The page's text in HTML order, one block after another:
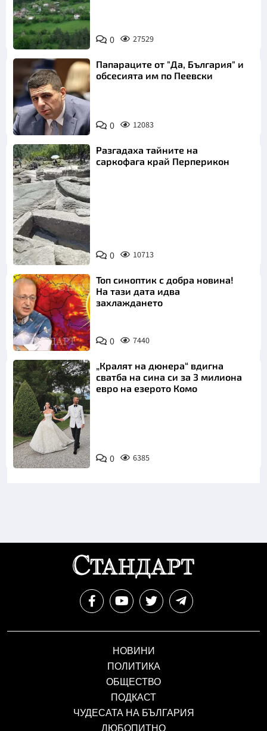
0 27529
Папараците от "Да, България" и
обсесията им по Пеевски
0 12083
Снимка:
Bulgaria ON
AIR
Разгадаха тайните на
саркофага край Перперикон
0 10713
Топ синоптик с добра новина!
На тази дата идва
захлаждането
0 7440
Снимка:
Инстаграм
„Кралят на дюнера“ вдигна
сватба на сина си за 3 милиона
евро на езерото Комо
0 6385
НОВИНИ
ПОЛИТИКА
ОБЩЕСТВО
ПОДКАСТ
ЧУДЕСАТА НА БЪЛГАРИЯ
ЛЮБОПИТНО